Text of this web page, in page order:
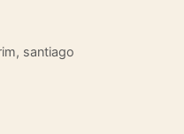
, santiago